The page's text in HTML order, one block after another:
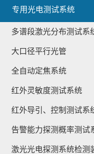
专用光电测试系统
多谱段激光分布测试系
大口径平行光管
全自动定焦系统
红外灵敏度测试系统
红外导引、控制测试系
告警能力探测概率测试
激光光电探测系统检测